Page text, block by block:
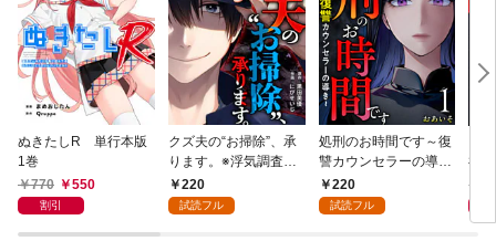
ぬきたしR 単行本版
1巻
770
550
割引
クズ夫の“お掃除”、承
ります。※浮気調査、
無料サービス付き 1巻
220
試読フル
処刑のお時間です～復
讐カウンセラーの導き
～ 1巻
220
試読フル
神
1巻